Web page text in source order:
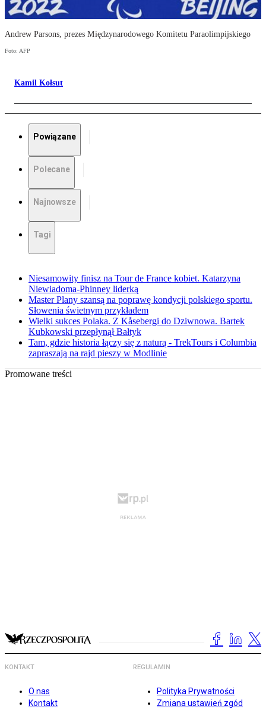
Andrew Parsons, prezes Międzynarodowego Komitetu Paraolimpijskiego
Foto: AFP
Kamil Kołsut
Powiązane
Polecane
Najnowsze
Tagi
Niesamowity finisz na Tour de France kobiet. Katarzyna
Niewiadoma-Phinney liderką
Master Plany szansą na poprawę kondycji polskiego sportu.
Słowenia świetnym przykładem
Wielki sukces Polaka. Z Kåsebergi do Dziwnowa. Bartek
Kubkowski przepłynął Bałtyk
Tam, gdzie historia łączy się z naturą - TrekTours i Columbia
zapraszają na rajd pieszy w Modlinie
Promowane treści
KONTAKT
O nas
Kontakt
REGULAMIN
Polityka Prywatności
Zmiana ustawień zgód